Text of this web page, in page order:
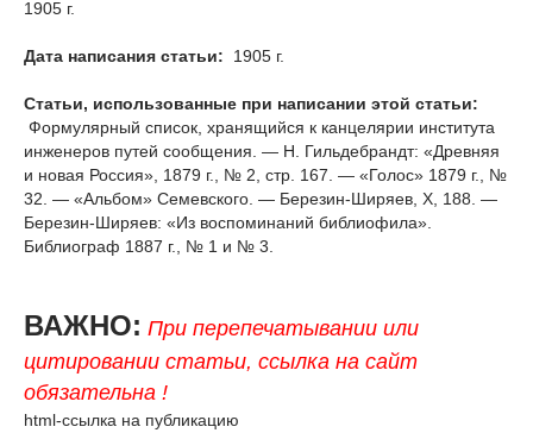
1905 г.
Дата написания статьи: 1905 г.
Статьи, использованные при написании этой статьи:
Формулярный список, хранящийся к канцелярии института
инженеров путей сообщения. — Н. Гильдебрандт: «Древняя
и новая Россия», 1879 г., № 2, стр. 167. — «Голос» 1879 г., №
32. — «Альбом» Семевского. — Березин-Ширяев, X, 188. —
Березин-Ширяев: «Из воспоминаний библиофила».
Библиограф 1887 г., № 1 и № 3.
ВАЖНО: При перепечатывании или
цитировании статьи, ссылка на сайт
обязательна !
html-ссылка на публикацию